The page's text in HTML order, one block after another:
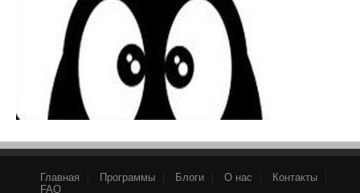
Главная Программы Блоги О нас
Контакты
FAQ